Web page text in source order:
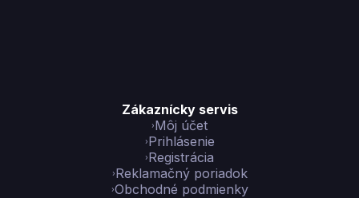
Zákaznícky servis
Môj účet
Prihlásenie
Registrácia
Reklamačný poriadok
Obchodné podmienky